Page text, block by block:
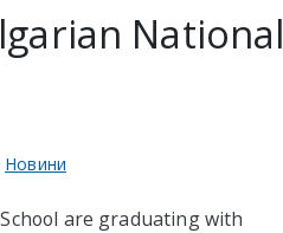
National
Новини
are graduating with